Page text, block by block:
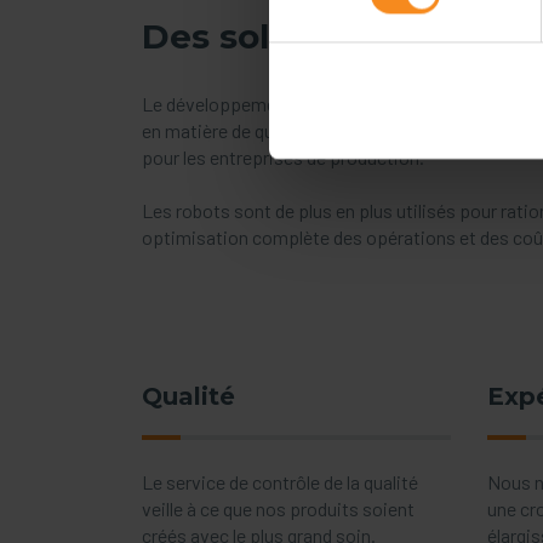
Des solutions
Le développement industriel observé ces
en matière de qualité et d'efficacité de la
pour les entreprises de production.
Les robots sont de plus en plus utilisés pour
optimisation complète des opérations et des
Qualité
Le service de contrôle de la qualité
veille à ce que nos produits soient
créés avec le plus grand soin.
Nous
une